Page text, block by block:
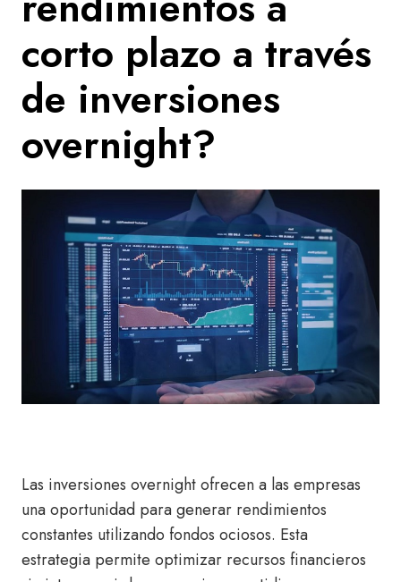
corto plazo a través
de inversiones
overnight?
Las inversiones overnight ofrecen a las empresas
una oportunidad para generar rendimientos
constantes utilizando fondos ociosos. Esta
estrategia permite optimizar recursos financieros